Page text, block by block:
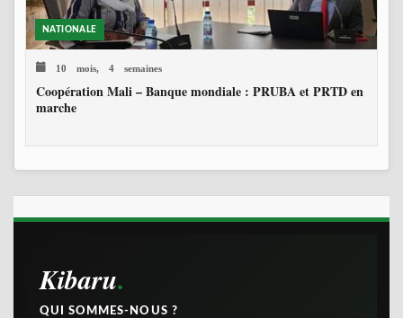
NATIONALE
10 mois, 4 semaines
Coopération Mali – Banque mondiale : PRUBA et PRTD en
marche
Kibaru
QUI SOMMES-NOUS ?